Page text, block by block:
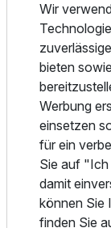
Zimmer sind
großem
Internetzugang,
Programmen,
Arbeitsplatz,
Mikrowelle,
Essecke
Unsere Gäste
Hotelzimmern
Wir
bieten
Werbung
einsetzen
für ein
Sie auf "Ich
damit
können Sie
finden Sie